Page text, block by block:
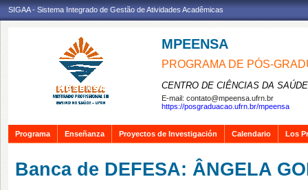
SIGAA - Sistema Integrado de Gestão de Atividades Acadêmicas
MPEENSA
PROGRAMA DE PÓS-
CENTRO DE CIÊNCIAS DA SAÚDE
E-mail: contato@mpeensa.ufrn.br
https://posgraduacao.ufrn.br/mpeensa
Programa Enseñanza Proyectos de Investigación Calendario Los
Banca de DEFESA: ÂNGELA